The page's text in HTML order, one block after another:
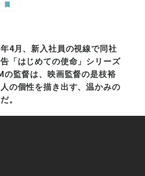
4月、新入社員の視線で同社
「はじめての使命」シリーズ
の監督は、映画監督の是枝裕
の個性を描き出す、温かみの
。